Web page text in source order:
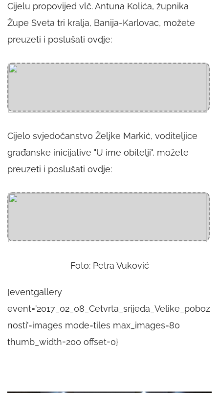
Cijelu propovijed vlč. Antuna Kolića, župnika
Župe Sveta tri kralja, Banija-Karlovac, možete
preuzeti i poslušati ovdje:
Cijelo svjedočanstvo Željke Markić, voditeljice
građanske inicijative "U ime obitelji", možete
preuzeti i poslušati ovdje:
Foto: Petra Vuković
{eventgallery
event=’2017_02_08_Cetvrta_srijeda_Velike_poboz
nosti’=images mode=tiles max_images=80
thumb_width=200 offset=0}